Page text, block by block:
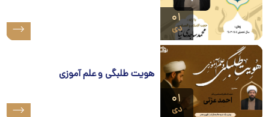
۰۱
دی
۰۱
دی
هویت طلبگی و علم آموزی